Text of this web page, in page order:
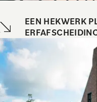
EEN HEKWERK